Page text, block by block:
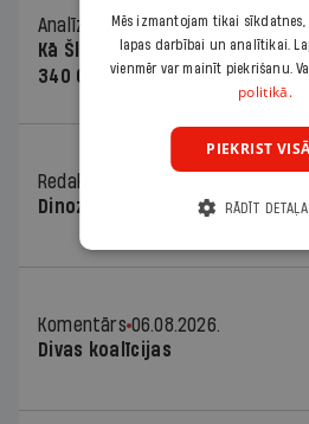
Analīze
06.08.2026.
Kā Šlesera partija palika
340 000 vērtu reklāmas
Redaktores sleja
Dinozaura triks
Komentārs 06.08.2026.
Divas koalīcijas
Mēs izmantojam tikai sīkdatnes,
lapas darbībai un analītikai.
vienmēr var mainīt piekrišanu.
politikā.
PIEKRIST
RĀDĪT